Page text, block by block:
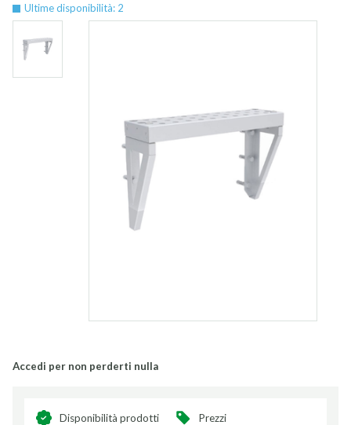
Ultime disponibilità: 2
Accedi per non perderti nulla
Disponibilità prodotti
Prezzi